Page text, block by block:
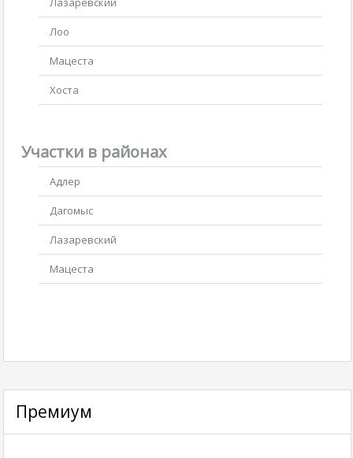
Лоо
Мацеста
Хоста
Участки в районах
Адлер
Дагомыс
Лазаревский
Мацеста
Премиум